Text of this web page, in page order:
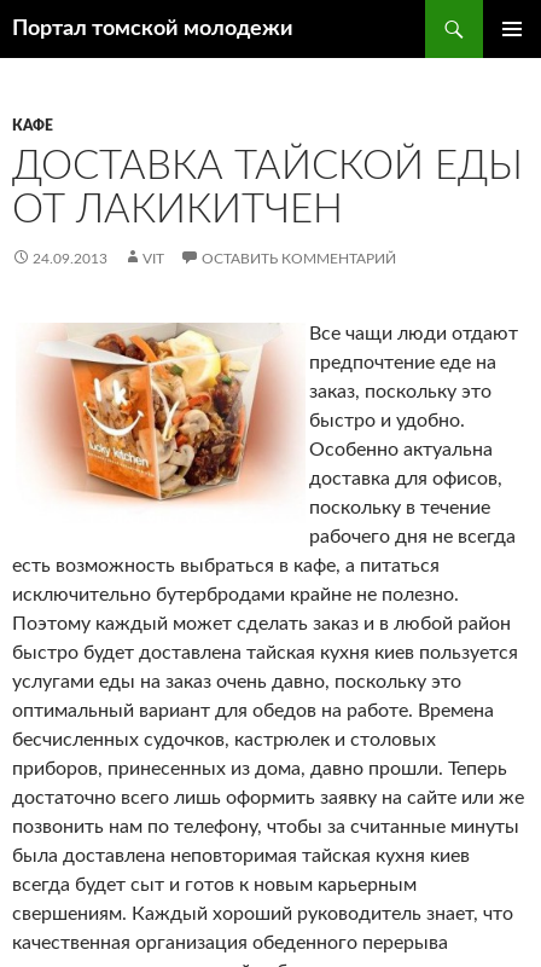
Портал томской молодежи
КАФЕ
ДОСТАВКА ТАЙСКОЙ ЕДЫ
ОТ ЛАКИКИТЧЕН
24.09.2013 VIT ОСТАВИТЬ КОММЕНТАРИЙ
Все чащи люди отдают
предпочтение еде на
заказ, поскольку это
быстро и удобно.
Особенно актуальна
доставка для офисов,
поскольку в течение
рабочего дня не всегда
есть возможность выбраться в кафе, а питаться
исключительно бутербродами крайне не полезно.
Поэтому каждый может сделать заказ и в любой район
быстро будет доставлена тайская кухня киев пользуется
услугами еды на заказ очень давно, поскольку это
оптимальный вариант для обедов на работе. Времена
бесчисленных судочков, кастрюлек и столовых
приборов, принесенных из дома, давно прошли. Теперь
достаточно всего лишь оформить заявку на сайте или же
позвонить нам по телефону, чтобы за считанные минуты
была доставлена неповторимая тайская кухня киев
всегда будет сыт и готов к новым карьерным
свершениям. Каждый хороший руководитель знает, что
качественная организация обеденного перерыва